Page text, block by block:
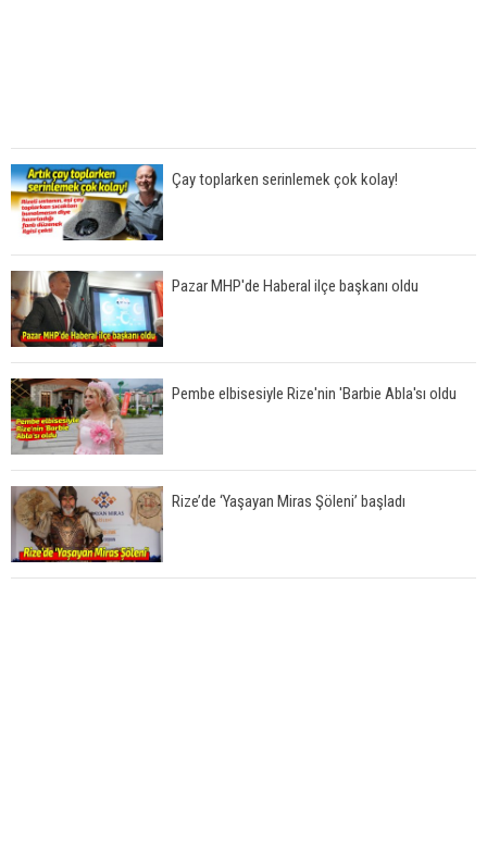
Çay toplarken serinlemek çok kolay!
Pazar MHP'de Haberal ilçe başkanı oldu
Pembe elbisesiyle Rize'nin 'Barbie Abla'sı oldu
Rize’de ‘Yaşayan Miras Şöleni’ başladı